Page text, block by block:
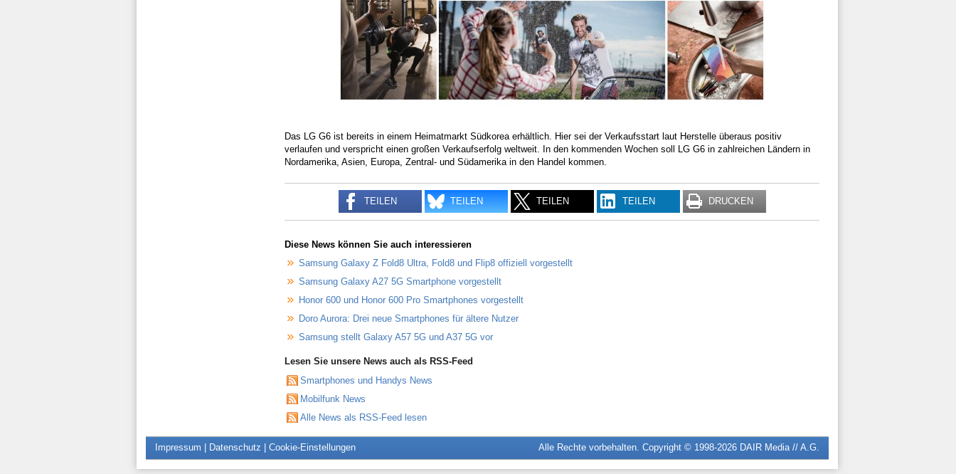
Das LG G6 ist bereits in einem Heimatmarkt Südkorea erhältlich. Hier sei der Verkaufsstart laut Herstelle überaus positiv
verlaufen und verspricht einen großen Verkaufserfolg weltweit. In den kommenden Wochen soll LG G6 in zahlreichen Ländern in
Nordamerika, Asien, Europa, Zentral- und Südamerika in den Handel kommen.
TEILEN TEILEN TEILEN TEILEN DRUCKEN
Diese News können Sie auch interessieren
Samsung Galaxy Z Fold8 Ultra, Fold8 und Flip8 offiziell vorgestellt
Samsung Galaxy A27 5G Smartphone vorgestellt
Honor 600 und Honor 600 Pro Smartphones vorgestellt
Doro Aurora: Drei neue Smartphones für ältere Nutzer
Samsung stellt Galaxy A57 5G und A37 5G vor
Lesen Sie unsere News auch als RSS-Feed
Smartphones und Handys News
Mobilfunk News
Alle News als RSS-Feed lesen
Alle Rechte vorbehalten. Copyright © 1998-2026 DAIR Media // A.G.
Impressum Datenschutz Cookie-Einstellungen